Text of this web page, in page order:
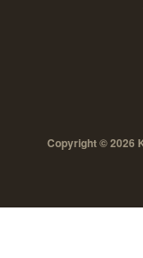
Copyright © 2026